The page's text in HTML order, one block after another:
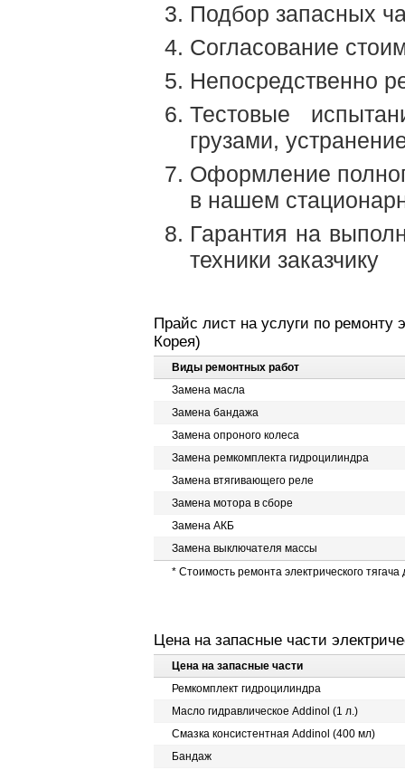
Подбор запасных
Согласование
Непосредственно
Тестовые
грузами,
Оформление
в нашем
Гарантия на
техники заказчику
Прайс лист на услуги по ремонту
Корея)
Виды ремонтных работ
Замена масла
Замена бандажа
Замена опроного колеса
Замена ремкомплекта гидроцилиндра
Замена втягивающего реле
Замена мотора в сборе
Замена АКБ
Замена выключателя массы
* Стоимость ремонта электрического
Цена на запасные части
Цена на запасные части
Ремкомплект гидроцилиндра
Масло гидравлическое Addinol (1 л.)
Смазка консистентная Addinol (400 мл)
Бандаж